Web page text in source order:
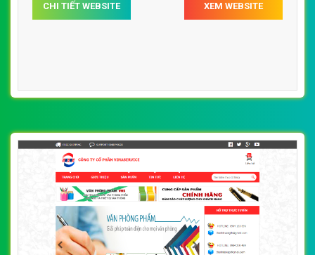
CHI TIẾT WEBSITE XEM WEBSITE